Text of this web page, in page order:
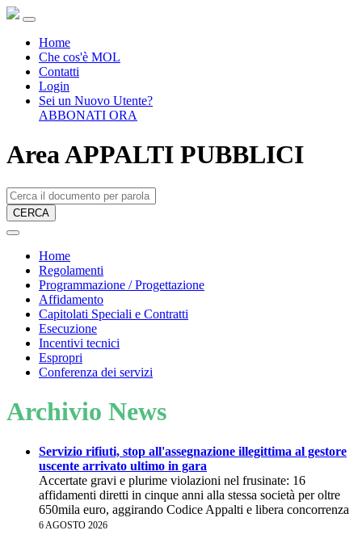
Home
Che cos'è MOL
Contatti
Login
Sei un Nuovo Utente?
ABBONATI ORA
Area APPALTI PUBBLICI
CERCA
Home
Regolamenti
Programmazione / Progettazione
Affidamento
Capitolati Speciali e Contratti
Esecuzione
Incentivi tecnici
Espropri
Conferenza dei servizi
Archivio News
Servizio rifiuti, stop all'assegnazione illegittima al gestore
uscente arrivato ultimo in gara
Accertate gravi e plurime violazioni nel frusinate: 16
affidamenti diretti in cinque anni alla stessa società per oltre
650mila euro, aggirando Codice Appalti e libera concorrenza
6 AGOSTO 2026